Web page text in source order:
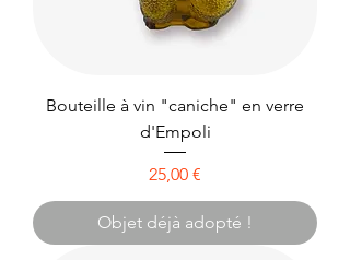
Bouteille à vin "caniche" en verre
d'Empoli
Prix
25,00 €
Objet déjà adopté !